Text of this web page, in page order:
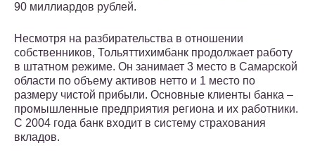
90 миллиардов рублей.
Несмотря на разбирательства в отношении
собственников, Тольяттихимбанк продолжает работу
в штатном режиме. Он занимает 3 место в Самарской
области по объему активов нетто и 1 место по
размеру чистой прибыли. Основные клиенты банка –
промышленные предприятия региона и их работники.
С 2004 года банк входит в систему страхования
вкладов.